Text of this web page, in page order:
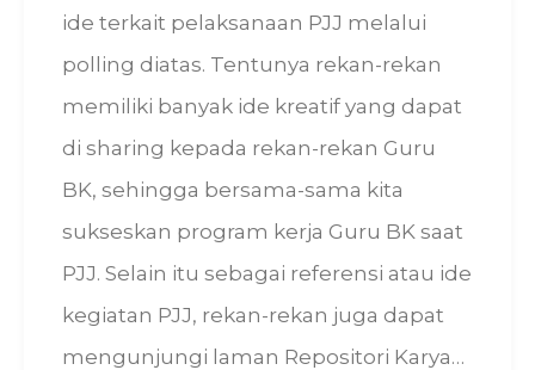
ide terkait pelaksanaan PJJ melalui
polling diatas. Tentunya rekan-rekan
memiliki banyak ide kreatif yang dapat
di sharing kepada rekan-rekan Guru
BK, sehingga bersama-sama kita
sukseskan program kerja Guru BK saat
PJJ. Selain itu sebagai referensi atau ide
kegiatan PJJ, rekan-rekan juga dapat
mengunjungi laman Repositori Karya…